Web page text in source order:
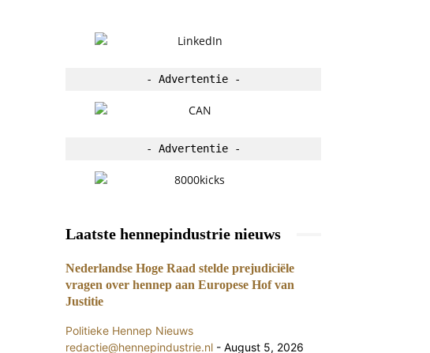
- Advertentie -
- Advertentie -
Laatste hennepindustrie nieuws
Nederlandse Hoge Raad stelde prejudiciële
vragen over hennep aan Europese Hof van
Justitie
Politieke Hennep Nieuws
redactie@hennepindustrie.nl - August 5, 2026